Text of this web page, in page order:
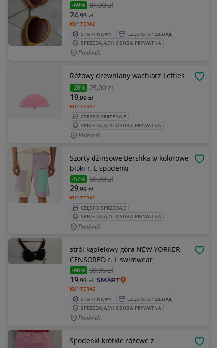
-69% 81,99 zł
KUP TERAZ
24,99zł
STAN: NOWY
CZĘSTO SPRZEDAJE
SPRZEDAJĄCY: OSOBA PRYWATNA
Pniówek
Różowy drewniany wachlarz Lefties
-20% 25,00 zł
KUP TERAZ
19,99zł
CZĘSTO SPRZEDAJE
SPRZEDAJĄCY: OSOBA PRYWATNA
Pniówek
Szorty dżinsowe Bershka w kolorowe
bloki r. L spodenki
-57% 69,99 zł
KUP TERAZ
29,99zł
CZĘSTO SPRZEDAJE
SPRZEDAJĄCY: OSOBA PRYWATNA
Pniówek
strój kąpielowy góra NEW YORKER
CENSORED r. L swimwear
-66% 59,95 zł
KUP TERAZ
19,99zł
STAN: NOWY
CZĘSTO SPRZEDAJE
SPRZEDAJĄCY: OSOBA PRYWATNA
Pniówek
Spodenki krótkie różowe z